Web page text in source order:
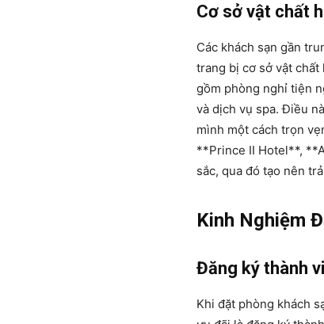
Cơ sở vật chất
Các khách sạn gần
trang bị cơ sở vật
gồm phòng nghỉ tiện
và dịch vụ spa. Điều
mình một cách trọn
**Prince II Hotel**,
sắc, qua đó tạo nên
Kinh Nghiệm
Đăng ký thành
Khi đặt phòng khách